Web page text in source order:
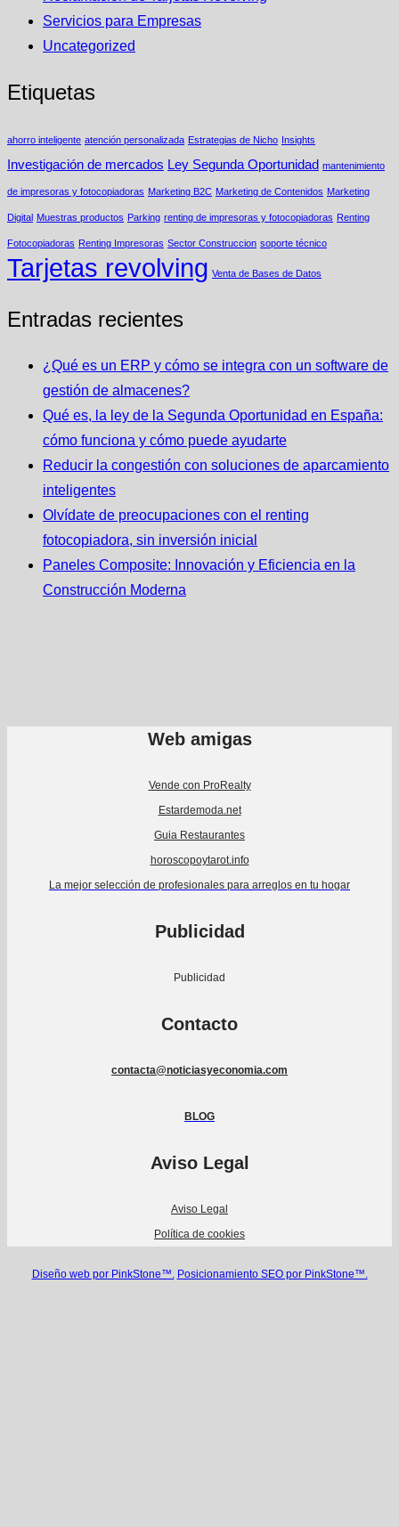
Servicios para Empresas
Uncategorized
Etiquetas
ahorro inteligente atención personalizada Estrategias de Nicho Insights
Investigación de mercados Ley Segunda Oportunidad mantenimiento
de impresoras y fotocopiadoras Marketing B2C Marketing de Contenidos Marketing
Digital Muestras productos Parking renting de impresoras y fotocopiadoras Renting
Fotocopiadoras Renting Impresoras Sector Construccion soporte técnico
Tarjetas revolving Venta de Bases de Datos
Entradas recientes
¿Qué es un ERP y cómo se integra con un software de
gestión de almacenes?
Qué es, la ley de la Segunda Oportunidad en España:
cómo funciona y cómo puede ayudarte
Reducir la congestión con soluciones de aparcamiento
inteligentes
Olvídate de preocupaciones con el renting
fotocopiadora, sin inversión inicial
Paneles Composite: Innovación y Eficiencia en la
Construcción Moderna
Web amigas
Vende con ProRealty
Estardemoda.net
Guia Restaurantes
horoscopoytarot.info
La mejor selección de profesionales para arreglos en tu hogar
Publicidad
Publicidad
Contacto
contacta@noticiasyeconomia.com
BLOG
Aviso Legal
Aviso Legal
Política de cookies
Diseño web por PinkStone™. Posicionamiento SEO por PinkStone™.